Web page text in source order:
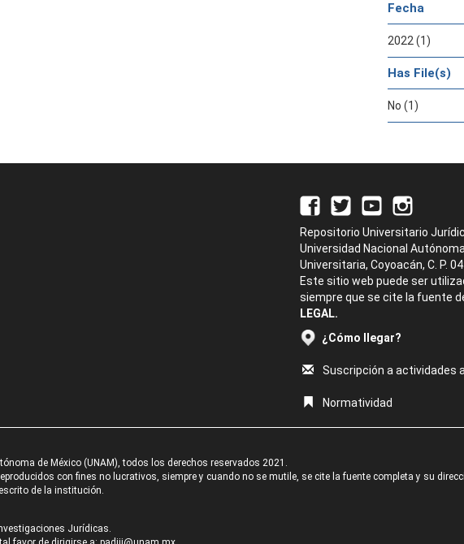
Fecha
2022 (1)
Has File(s)
No (1)
Repositorio Universitario
Universidad Nacional
Universitaria, Coyoacán, C. P.
Este sitio web puede ser
siempre que se cite la fuente
LEGAL.
¿Cómo llegar?
Suscripción a actividades
Normatividad
de México (UNAM), todos los derechos reservados 2021.
con fines no lucrativos, siempre y cuando no se mutile, se cite la fuente completa y su
de la institución.
Jurídicas.